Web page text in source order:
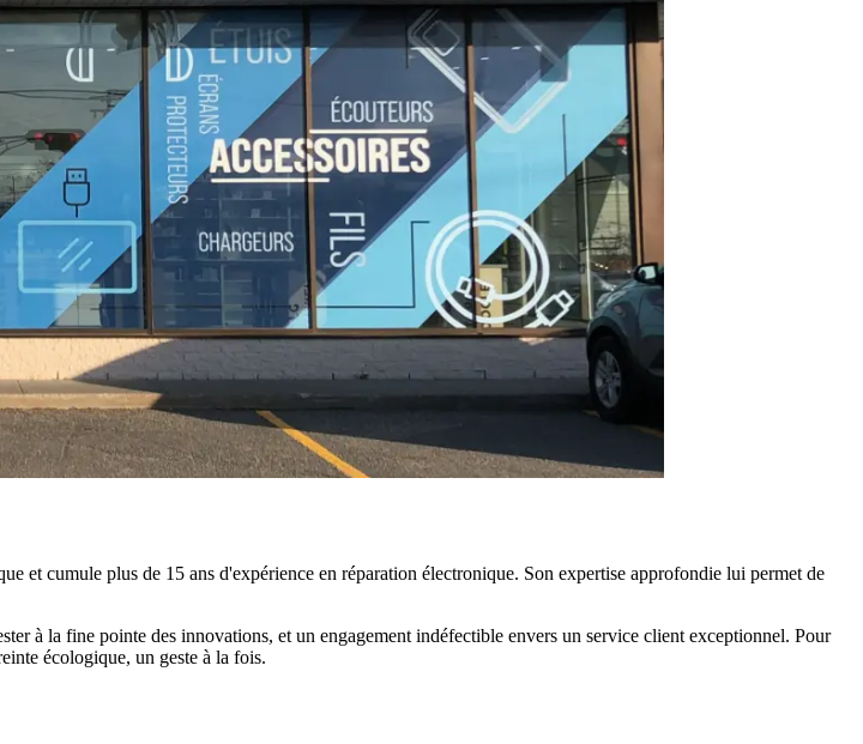
et cumule plus de 15 ans d'expérience en réparation électronique. Son expertise approfondie lui permet de
à la fine pointe des innovations, et un engagement indéfectible envers un service client exceptionnel. Pour
écologique, un geste à la fois.